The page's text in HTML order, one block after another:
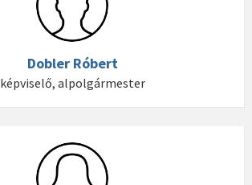
Dobler Róbert
képviselő, alpolgármester